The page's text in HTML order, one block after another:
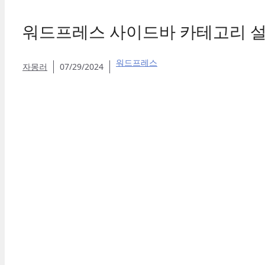
워드프레스 사이드바 카테고리
자몽러 07/29/2024 워드프레스